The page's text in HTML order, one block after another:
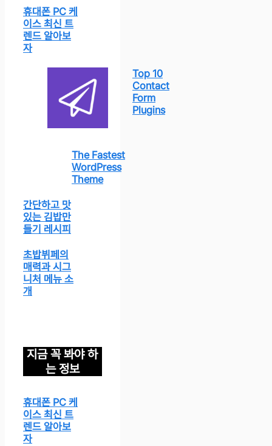
휴대폰 PC 케
이스 최신 트
렌드 알아보
자
Top 10
Contact
Form
Plugins
The Fastest
WordPress
Theme
간단하고 맛
있는 김밥만
들기 레시피
초밥뷔페의
매력과 시그
니처 메뉴 소
개
지금 꼭 봐야 하
는 정보
휴대폰 PC 케
이스 최신 트
렌드 알아보
자